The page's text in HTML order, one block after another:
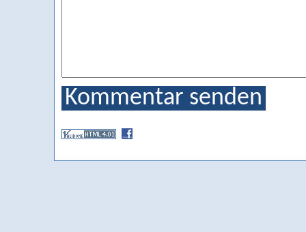
Kommentar senden